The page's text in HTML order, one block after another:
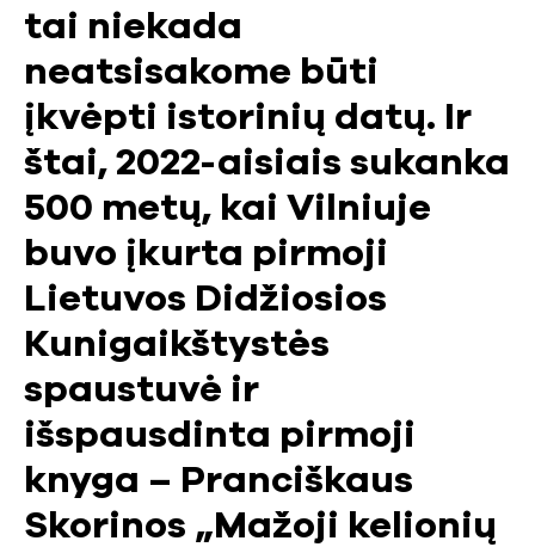
tai niekada
neatsisakome būti
įkvėpti istorinių datų. Ir
štai, 2022-aisiais sukanka
500 metų, kai Vilniuje
buvo įkurta pirmoji
Lietuvos Didžiosios
Kunigaikštystės
spaustuvė ir
išspausdinta pirmoji
knyga – Pranciškaus
Skorinos „Mažoji kelionių